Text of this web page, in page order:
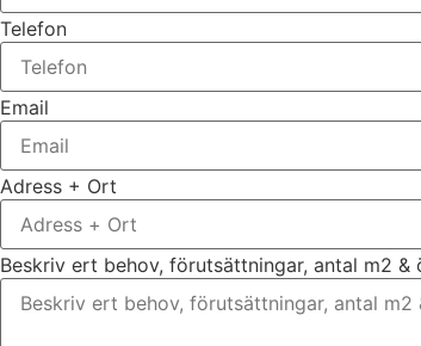
Telefon
Email
Adress + Ort
Beskriv ert behov, förutsättningar, antal m2 &